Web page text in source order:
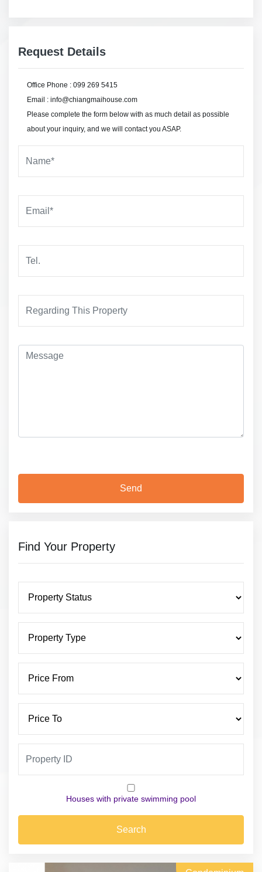
Request Details
Office Phone : 099 269 5415
Email : info@chiangmaihouse.com
Please complete the form below with as much detail as possible
about your inquiry, and we will contact you ASAP.
Find Your Property
Houses with private swimming pool
Search